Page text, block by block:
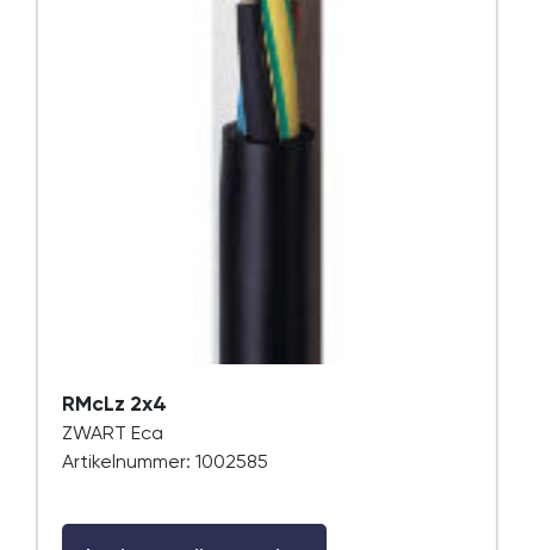
RMcLz 2x4
ZWART Eca
Artikelnummer: 1002585